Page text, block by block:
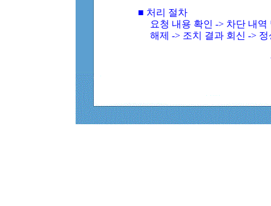
■ 처리 절차
요청 내용 확인 -> 차단 내
해제 -> 조치 결과 회신 ->